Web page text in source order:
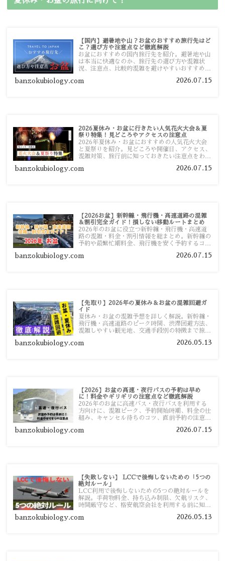
【国内】避暑地や山？お盆のおすすめ旅行先はど
こ？選び方や注意点など徹底解説
お盆におすすめの国内旅行先を紹介。避暑地や山
は本当に快適なのか、旅行先の選び方や混雑状
況、注意点、比較的混雑を避けやすいおすすめス
す。
banzokubiology.com 2026.07.15
2026夏休み・お盆に行きたい人気花火大会＆夏
祭り特集！見どころやアクセスの注意点
2026年夏休み・お盆におすすめの人気花火大会
と夏祭りを紹介。見どころや開催日、アクセス、
混雑対策、旅行前に知っておきたい注意点をわか
banzokubiology.com 2026.07.15
【2026お盆】新幹線・飛行機・高速道路の混雑
＆割引完全ガイド！損しない移動ルートまとめ
2026年のお盆に役立つ新幹線・飛行機・高速道
路の混雑・料金・割引情報を総まとめ。新幹線の
予約や最繁忙期料金、飛行機を安く予約するコ
い移動方法を分かりやすく解説します。
banzokubiology.com 2026.07.15
【先取り】2026年の夏休み＆お盆の混雑回避ガ
イド
夏休み・お盆の混雑予想を詳しく解説。新幹線・
飛行機・高速道路のピーク時間、渋滞回避方法、
混雑しやすい観光地、交通手段別の特徴まで旅行
banzokubiology.com 2026.05.13
【2026】お盆の高速・夜行バスの予約は早め
に！料金やギリギリの注意点など徹底解説
2026年のお盆に高速バス・夜行バスを利用する
方向けに、混雑ピーク、予約開始時期、料金の仕
組み、キャンセル待ちのコツ、直前予約の注意点
banzokubiology.com 2026.07.15
【失敗しない】 LCCで後悔しないための「5つの
絶対ルール」
LCC利用で後悔しないための5つの絶対ルールを
解説。手荷物料金、持ち込み制限、欠航リスク、
時間厳守など、格安航空会社を利用する前に知っ
す。
banzokubiology.com 2026.05.13